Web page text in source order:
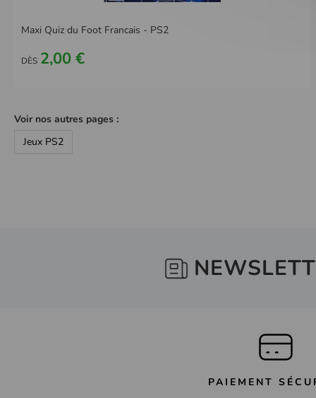
Maxi Quiz du Foot Francais - PS2
DÈS 2,00 €
Voir nos autres pages :
Jeux PS2
PAIEMENT